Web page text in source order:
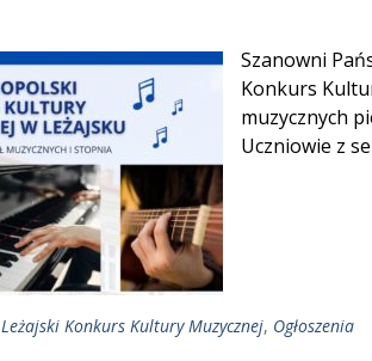
Szanowni
Konkurs
muzycznych
Uczniowie z
Leżajski Konkurs Kultury Muzycznej, Ogłoszenia